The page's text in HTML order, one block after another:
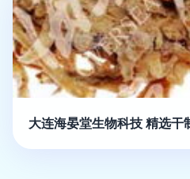
大连海晏堂生物科技 精选干